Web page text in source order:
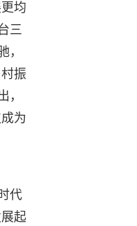
均
三
，
振
，
为
代
起